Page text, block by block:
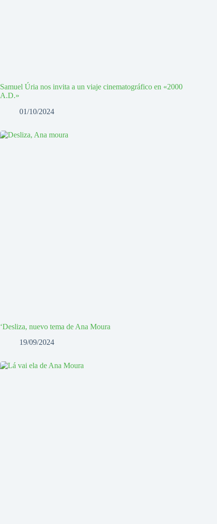
Samuel Úria nos invita a un viaje cinematográfico en «2000
A.D.»
01/10/2024
‘Desliza, nuevo tema de Ana Moura
19/09/2024